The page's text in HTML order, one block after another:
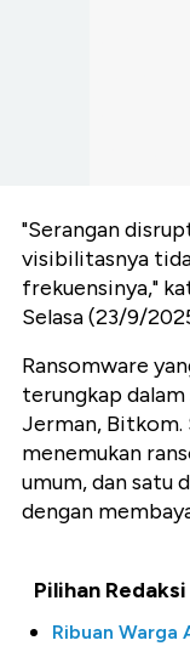
"Serangan
visibilitasnya
frekuensinya,"
Selasa (23/9/
Ransomware
terungkap
Jerman, Bitkom.
menemukan
umum, dan satu
dengan
Pilihan Redaksi
Ribuan Warga